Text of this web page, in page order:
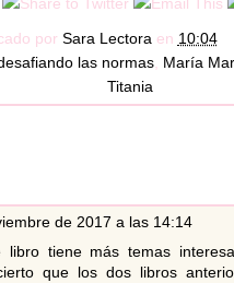
por Sara Lectora en 10:04
las normas, María
Titania
de 2017 a las 14:14
libro tiene más temas
que los dos libros